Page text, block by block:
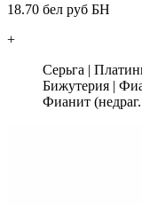
18.70 бел руб БН
+
Серьга |
Бижутерия |
Фианит